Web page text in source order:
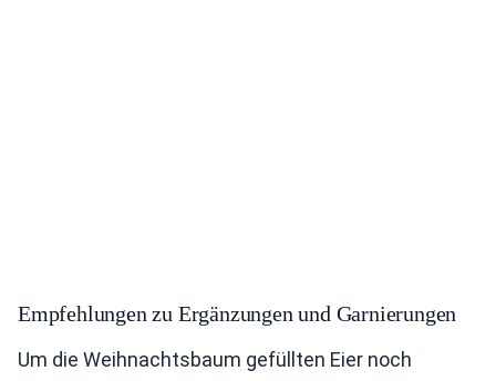
Empfehlungen zu Ergänzungen und Garnierungen
Um die Weihnachtsbaum gefüllten Eier noch